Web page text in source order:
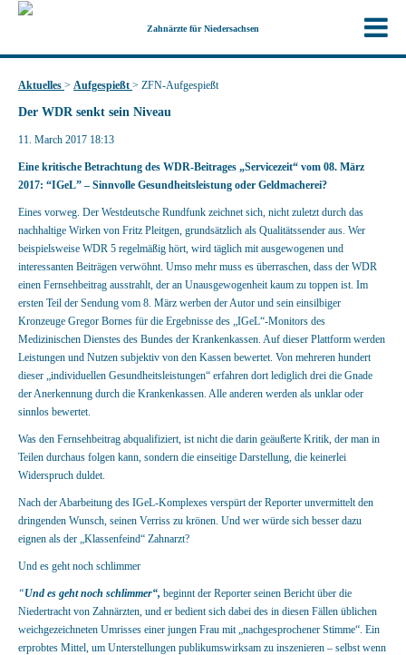
Zahnärzte für Niedersachsen
Aktuelles > Aufgespießt > ZFN-Aufgespießt
Der WDR senkt sein Niveau
11. March 2017 18:13
Eine kritische Betrachtung des WDR-Beitrages „Servicezeit“ vom 08. März
2017: “IGeL” – Sinnvolle Gesundheitsleistung oder Geldmacherei?
Eines vorweg. Der Westdeutsche Rundfunk zeichnet sich, nicht zuletzt durch das
nachhaltige Wirken von Fritz Pleitgen, grundsätzlich als Qualitätssender aus. Wer
beispielsweise WDR 5 regelmäßig hört, wird täglich mit ausgewogenen und
interessanten Beiträgen verwöhnt. Umso mehr muss es überraschen, dass der WDR
einen Fernsehbeitrag ausstrahlt, der an Unausgewogenheit kaum zu toppen ist. Im
ersten Teil der Sendung vom 8. März werben der Autor und sein einsilbiger
Kronzeuge Gregor Bornes für die Ergebnisse des „IGeL“-Monitors des
Medizinischen Dienstes des Bundes der Krankenkassen. Auf dieser Plattform werden
Leistungen und Nutzen subjektiv von den Kassen bewertet. Von mehreren hundert
dieser „individuellen Gesundheitsleistungen“ erfahren dort lediglich drei die Gnade
der Anerkennung durch die Krankenkassen. Alle anderen werden als unklar oder
sinnlos bewertet.
Was den Fernsehbeitrag abqualifiziert, ist nicht die darin geäußerte Kritik, der man in
Teilen durchaus folgen kann, sondern die einseitige Darstellung, die keinerlei
Widerspruch duldet.
Nach der Abarbeitung des IGeL-Komplexes verspürt der Reporter unvermittelt den
dringenden Wunsch, seinen Verriss zu krönen. Und wer würde sich besser dazu
eignen als der „Klassenfeind“ Zahnarzt?
Und es geht noch schlimmer
“Und es geht noch schlimmer“, beginnt der Reporter seinen Bericht über die
Niedertracht von Zahnärzten, und er bedient sich dabei des in diesen Fällen üblichen
weichgezeichneten Umrisses einer jungen Frau mit „nachgesprochener Stimme“. Ein
erprobtes Mittel, um Unterstellungen publikumswirksam zu inszenieren – selbst wenn